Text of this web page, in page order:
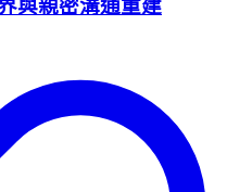
與親密溝通重建